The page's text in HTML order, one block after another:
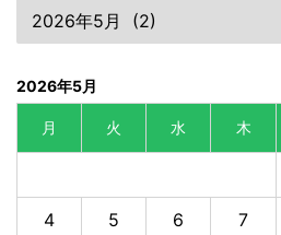
2026年5月
月 火 水 木
4 5 6 7